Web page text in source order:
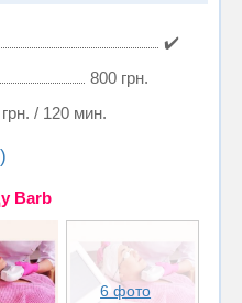
✔️
800 грн.
/ 120 мин.
Barb
6 фото